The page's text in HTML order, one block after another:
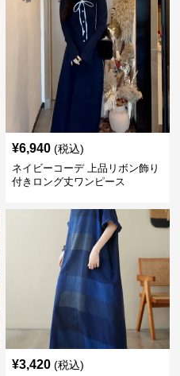
¥6,940 (税込)
ネイビーコーデ 上品リボン飾り
付きロング丈ワンピース
¥3,420 (税込)